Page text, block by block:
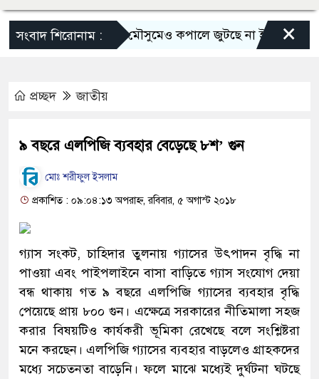
সংবাদ শিরোনাম :ভরা মৌসুমেও কপালে জুটছে না ইলিশ, দাম বেশ
×
প্রচ্ছদ জাতীয়
৯ বছরে এলপিজি ব্যবহার বেড়েছে ৮শ’ গুন
মোঃ শরীফুল ইসলাম
প্রকাশিত : ০৯:০৪:১৩ অপরাহ্ন, রবিবার, ৫ অগাস্ট ২০১৮
গ্যাস সংকট, চাহিদার তুলনায় গ্যাসের উৎপাদন বৃদ্ধি না
পাওয়া এবং পাইপলাইনে বাসা বাড়িতে গ্যাস সংযোগ দেয়া
বন্ধ থাকায় গত ৯ বছরে এলপিজি গ্যাসের ব্যবহার বৃদ্ধি
পেয়েছে প্রায় ৮০০ গুন। এক্ষেত্রে সরকারের নীতিমালা সহজ
করার বিষয়টিও কার্যকরী ভূমিকা রেখেছে বলে সংশ্লিষ্টরা
মনে করছেন। এলপিজি গ্যাসের ব্যবহার বাড়লেও গ্রাহকদের
মধ্যে সচেতনতা বাড়েনি। ফলে মাঝে মধ্যেই দুর্ঘটনা ঘটছে